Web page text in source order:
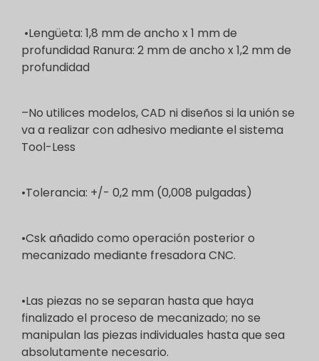
•Lengüeta: 1,8 mm de ancho x 1 mm de
profundidad Ranura: 2 mm de ancho x 1,2 mm de
profundidad
–No utilices modelos, CAD ni diseños si la unión se
va a realizar con adhesivo mediante el sistema
Tool-Less
•Tolerancia: +/- 0,2 mm (0,008 pulgadas)
•Csk añadido como operación posterior o
mecanizado mediante fresadora CNC.
•Las piezas no se separan hasta que haya
finalizado el proceso de mecanizado; no se
manipulan las piezas individuales hasta que sea
absolutamente necesario.